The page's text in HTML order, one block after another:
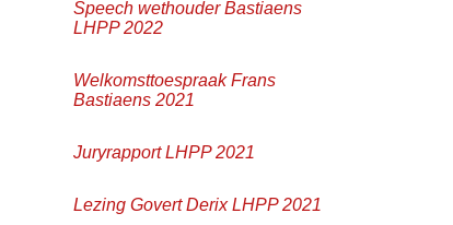
Speech wethouder Bastiaens
LHPP 2022
Welkomsttoespraak Frans
Bastiaens 2021
Juryrapport LHPP 2021
Lezing Govert Derix LHPP 2021